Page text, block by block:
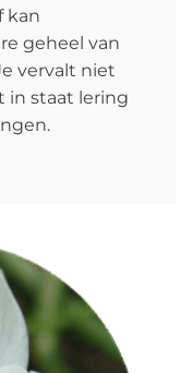
kan
geheel van
vervalt niet
in staat lering